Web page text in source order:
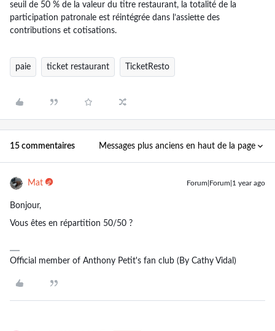
seuil de 50 % de la valeur du titre restaurant, la totalité de la
participation patronale est réintégrée dans l’assiette des
contributions et cotisations.
paie ticket restaurant TicketResto
15 commentaires Messages plus anciens en haut de la page
Mat Forum|Forum|1 year ago
Bonjour,
Vous êtes en répartition 50/50 ?
Official member of Anthony Petit's fan club (By Cathy Vidal)